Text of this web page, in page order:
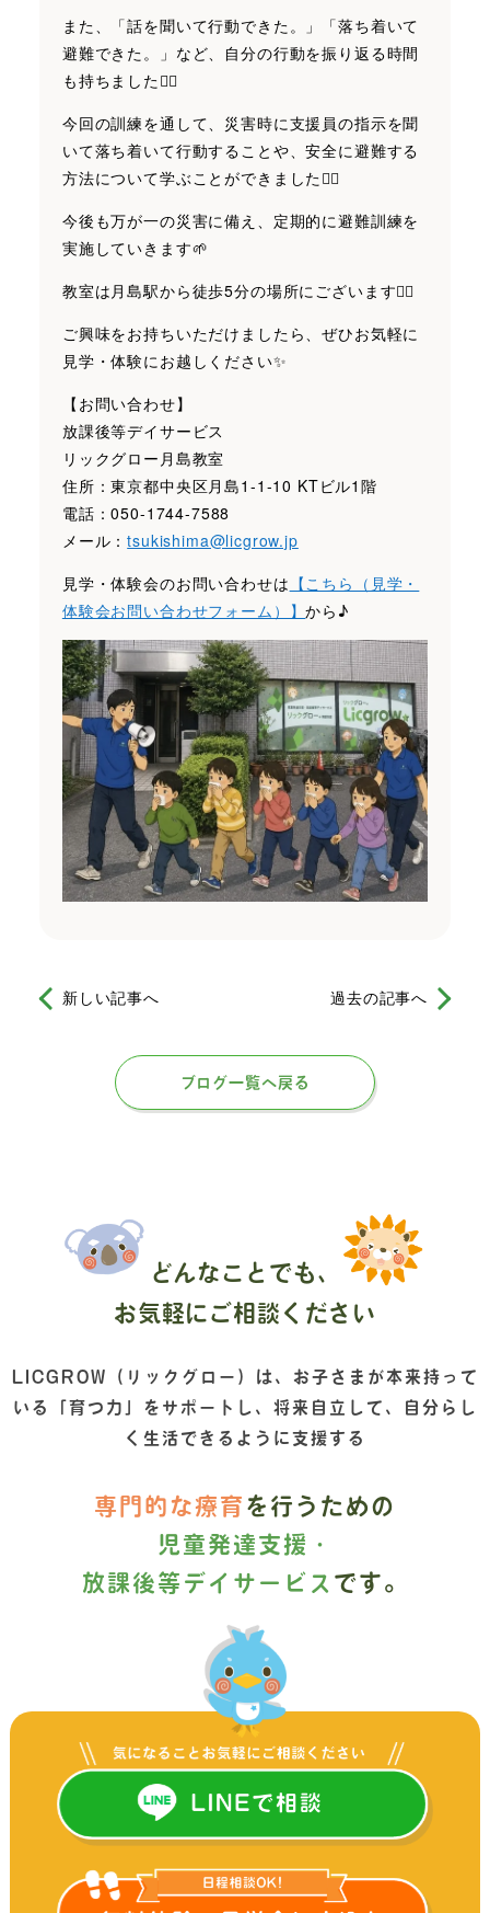
また、「話を聞いて行動できた。」「落ち着いて
避難できた。」など、自分の行動を振り返る時間
も持ちました👍🏻
今回の訓練を通して、災害時に支援員の指示を聞
いて落ち着いて行動することや、安全に避難する
方法について学ぶことができました✍🏻
今後も万が一の災害に備え、定期的に避難訓練を
実施していきます🌱
教室は月島駅から徒歩5分の場所にございます🚶‍♀️
ご興味をお持ちいただけましたら、ぜひお気軽に
見学・体験にお越しください✨
【お問い合わせ】
放課後等デイサービス
リックグロー月島教室
住所：東京都中央区月島1-1-10 KTビル1階
電話：050-1744-7588
メール：tsukishima@licgrow.jp
見学・体験会のお問い合わせは 【こちら（見学・
体験会お問い合わせフォーム）】から♪
新しい記事へ 過去の記事へ
ブログ一覧へ戻る
どんなことでも、
お気軽にご相談ください
LICGROW（リックグロー）は、 お子さまが本来持って
いる「育つ力」をサポートし、 将来自立して、自分らし
く生活できるように支援する
専門的な療育 を行うための
児童発達支援・
放課後等デイサービス です。